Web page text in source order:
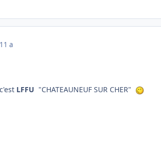
11 a
LFFU "CHATEAUNEUF SUR CHER"